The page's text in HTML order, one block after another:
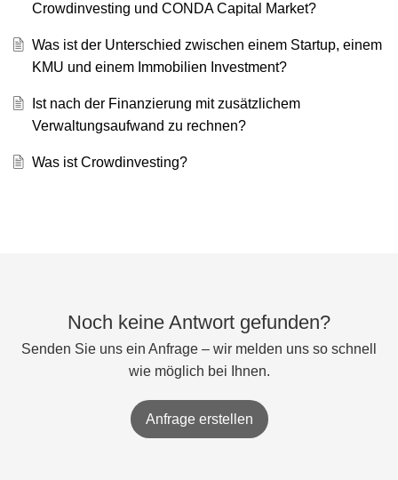
Crowdinvesting und CONDA Capital Market?
Was ist der Unterschied zwischen einem Startup, einem
KMU und einem Immobilien Investment?
Ist nach der Finanzierung mit zusätzlichem
Verwaltungsaufwand zu rechnen?
Was ist Crowdinvesting?
Noch keine Antwort gefunden?
Senden Sie uns ein Anfrage – wir melden uns so schnell
wie möglich bei Ihnen.
Anfrage erstellen